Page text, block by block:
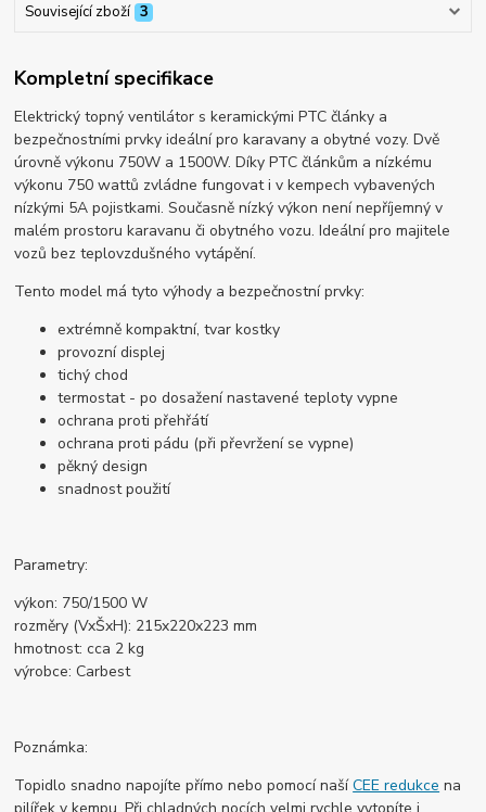
Související zboží 3
Kompletní specifikace
Elektrický topný ventilátor s keramickými PTC články a
bezpečnostními prvky ideální pro karavany a obytné vozy. Dvě
úrovně výkonu 750W a 1500W. Díky PTC článkům a nízkému
výkonu 750 wattů zvládne fungovat i v kempech vybavených
nízkými 5A pojistkami. Současně nízký výkon není nepříjemný v
malém prostoru karavanu či obytného vozu. Ideální pro majitele
vozů bez teplovzdušného vytápění.
Tento model má tyto výhody a bezpečnostní prvky:
extrémně kompaktní, tvar kostky
provozní displej
tichý chod
termostat - po dosažení nastavené teploty vypne
ochrana proti přehřátí
ochrana proti pádu (při převržení se vypne)
pěkný design
snadnost použití
Parametry:
výkon: 750/1500 W
rozměry (VxŠxH): 215x220x223 mm
hmotnost: cca 2 kg
výrobce: Carbest
Poznámka:
Topidlo snadno napojíte přímo nebo pomocí našíCEE redukce na